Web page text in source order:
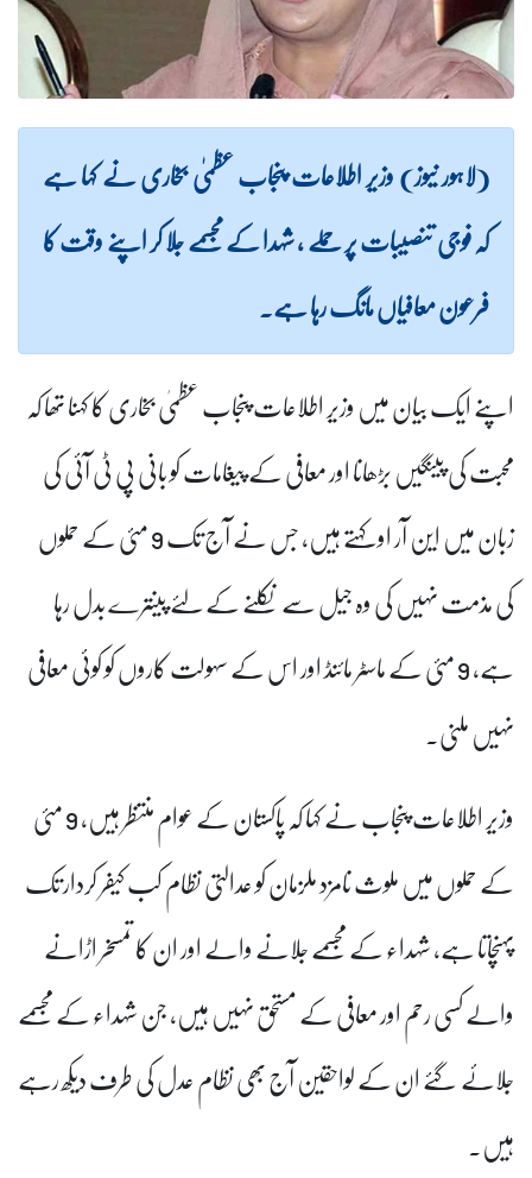
(لاہور نیوز) وزیر اطلاعات پنجاب عظمیٰ بخاری نے کہا ہے
کہ فوجی تنصیبات پر حملے ، شہدا کے مجسمے جلا کر اپنے وقت کا
فرعون معافیاں مانگ رہا ہے۔
اپنے ایک بیان میں وزیر اطلاعات پنجاب عظمیٰ بخاری کا کہنا تھا کہ
محبت کی پینگیں بڑھانا اور معافی کے پیغامات کو بانی پی ٹی آئی کی
زبان میں این آر او کہتے ہیں، جس نے آج تک 9 مئی کے حملوں
کی مذمت نہیں کی وہ جیل سے نکلنے کے لئے پینترے بدل رہا
ہے، 9 مئی کے ماسٹر مائنڈ اور اس کے سہولت کاروں کو کوئی معافی
نہیں ملنی۔
وزیر اطلاعات پنجاب نے کہا کہ پاکستان کے عوام منتظر ہیں، 9 مئی
کے حملوں میں ملوث نامزد ملزمان کو عدالتی نظام کب کیفر کردار تک
پہنچاتا ہے، شہداء کے مجسمے جلانے والے اور ان کا تمسخر اڑانے
والے کسی رحم اور معافی کے مستحق نہیں ہیں، جن شہداء کے مجسمے
جلائے گئے ان کے لواحقین آج بھی نظام عدل کی طرف دیکھ رہے
ہیں۔